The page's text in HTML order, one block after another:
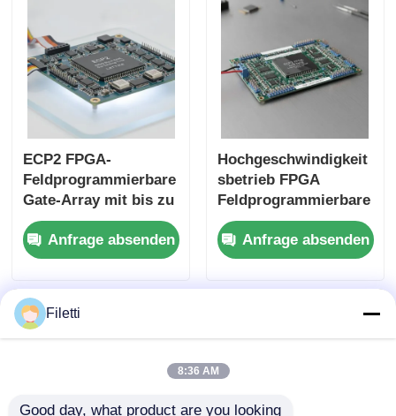
ECP2 FPGA-
Feldprogrammierbare
Gate-Array mit bis zu
68 Mb Block-RAM
und 6 Us-
Besiedlungszeit für
Systeme
Anfrage absenden
Hochgeschwindigkeit
sbetrieb FPGA
Feldprogrammierbare
s Tor-Array ECP2 mit
analoger
Versorgungsspannun
Anfrage absenden
Filetti
8:36 AM
Good day, what product are you looking